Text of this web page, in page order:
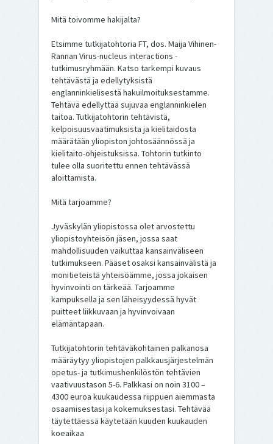
Mitä toivomme hakijalta?
Etsimme tutkijatohtoria FT, dos. Maija Vihinen-
Rannan Virus-nucleus interactions -
tutkimusryhmään. Katso tarkempi kuvaus
tehtävästä ja edellytyksistä
englanninkielisestä hakuilmoituksestamme.
Tehtävä edellyttää sujuvaa englanninkielen
taitoa. Tutkijatohtorin tehtävistä,
kelpoisuusvaatimuksista ja kielitaidosta
määrätään yliopiston johtosäännössä ja
kielitaito-ohjeistuksissa. Tohtorin tutkinto
tulee olla suoritettu ennen tehtävässä
aloittamista.
Mitä tarjoamme?
Jyväskylän yliopistossa olet arvostettu
yliopistoyhteisön jäsen, jossa saat
mahdollisuuden vaikuttaa kansainväliseen
tutkimukseen. Pääset osaksi kansainvälistä ja
monitieteistä yhteisöämme, jossa jokaisen
hyvinvointi on tärkeää. Tarjoamme
kampuksella ja sen läheisyydessä hyvät
puitteet liikkuvaan ja hyvinvoivaan
elämäntapaan.
Tutkijatohtorin tehtäväkohtainen palkanosa
määräytyy yliopistojen palkkausjärjestelmän
opetus- ja tutkimushenkilöstön tehtävien
vaativuustason 5-6. Palkkasi on noin 3100 –
4300 euroa kuukaudessa riippuen aiemmasta
osaamisestasi ja kokemuksestasi. Tehtävää
täytettäessä käytetään kuuden kuukauden
koeaikaa